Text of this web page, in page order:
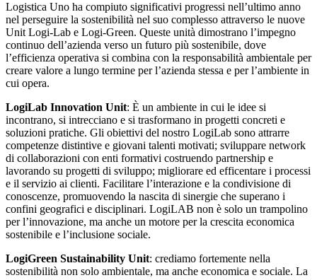
Logistica Uno ha compiuto significativi progressi nell’ultimo anno
nel perseguire la sostenibilità nel suo complesso attraverso le nuove
Unit Logi-Lab e Logi-Green. Queste unità dimostrano l’impegno
continuo dell’azienda verso un futuro più sostenibile, dove
l’efficienza operativa si combina con la responsabilità ambientale per
creare valore a lungo termine per l’azienda stessa e per l’ambiente in
cui opera.
LogiLab Innovation Unit: È un ambiente in cui le idee si
incontrano, si intrecciano e si trasformano in progetti concreti e
soluzioni pratiche. Gli obiettivi del nostro LogiLab sono attrarre
competenze distintive e giovani talenti motivati; sviluppare network
di collaborazioni con enti formativi costruendo partnership e
lavorando su progetti di sviluppo; migliorare ed efficentare i processi
e il servizio ai clienti. Facilitare l’interazione e la condivisione di
conoscenze, promuovendo la nascita di sinergie che superano i
confini geografici e disciplinari. LogiLAB non è solo un trampolino
per l’innovazione, ma anche un motore per la crescita economica
sostenibile e l’inclusione sociale.
LogiGreen Sustainability Unit: crediamo fortemente nella
sostenibilità non solo ambientale, ma anche economica e sociale. La